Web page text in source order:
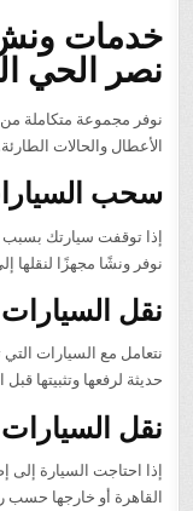
خدمات
نصر الحي
نوفر مجموعة متكاملة
الأعطال والحالات الطارئة.
سحب
إذا توقفت سيارتك
نوفر ونشًا مجهزًا لنقلها
نقل
نتعامل مع السيارات
حديثة لرفعها وتثبيتها
نقل
إذا احتاجت السيارة إلى
القاهرة أو خارجها حسب